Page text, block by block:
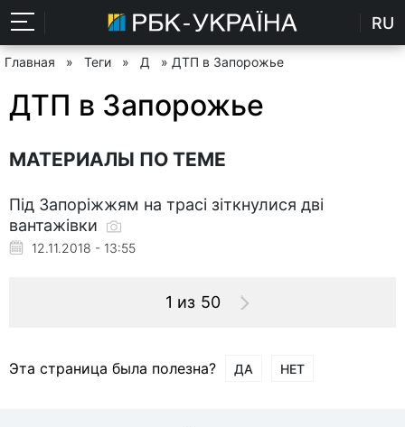
RU
Главная » Теги » Д » ДТП в Запорожье
ДТП в Запорожье
МАТЕРИАЛЫ ПО ТЕМЕ
Під Запоріжжям на трасі зіткнулися дві
вантажівки
12.11.2018 - 13:55
1 из 50
Эта страница была полезна? ДА НЕТ